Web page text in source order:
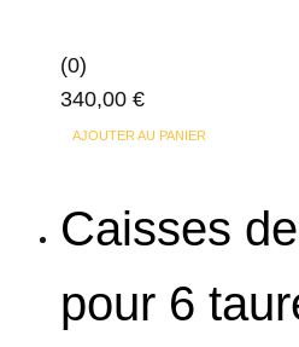
(0)
340,00 €
AJOUTER AU PANIER
Caisses
pour 6